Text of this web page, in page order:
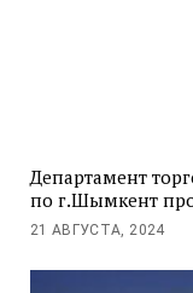
Департамент
по г.Шымкент
21 АВГУСТА, 2024